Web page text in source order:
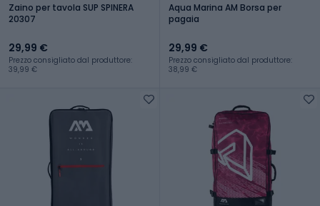
Zaino per tavola SUP SPINERA
20307
29,99 €
Prezzo consigliato dal produttore:
39,99 €
Aqua Marina AM Borsa per
pagaia
29,99 €
Prezzo consigliato dal produttore:
38,99 €